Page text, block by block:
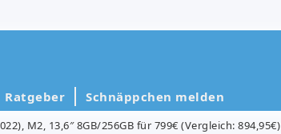
Ratgeber Schnäppchen melden
M2, 13,6″ 8GB/256GB für 799€ (Vergleich: 894,95€)